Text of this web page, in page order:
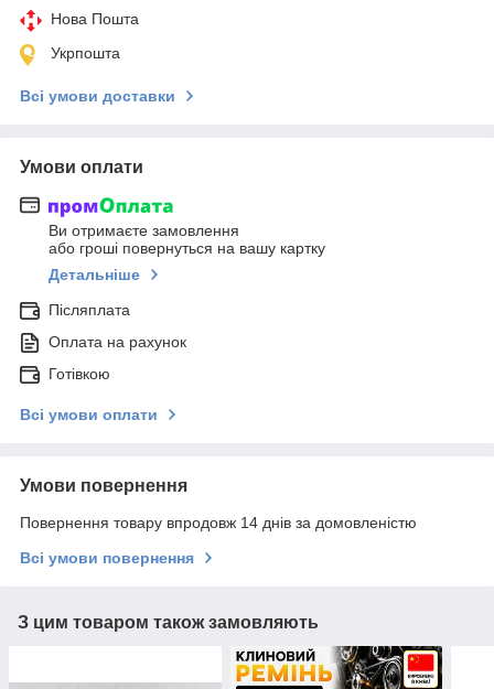
Нова Пошта
Укрпошта
Всі умови доставки
Умови оплати
Ви отримаєте замовлення
або гроші повернуться на вашу картку
Детальніше
Післяплата
Оплата на рахунок
Готівкою
Всі умови оплати
Умови повернення
Повернення товару впродовж 14 днів за домовленістю
Всі умови повернення
З цим товаром також замовляють